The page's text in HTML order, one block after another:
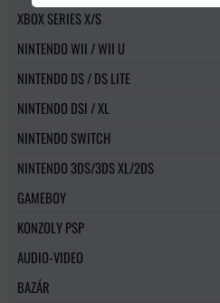
XBOX SERIES X/S
NINTENDO WII / WII U
NINTENDO DS / DS LITE
NINTENDO DSI / XL
NINTENDO SWITCH
NINTENDO 3DS/3DS XL/2DS
GAMEBOY
KONZOLY PSP
AUDIO-VIDEO
BAZÁR